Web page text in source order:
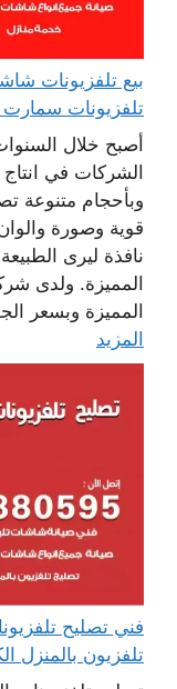
تلفزيونات سمارت
أصبح خلال
الشركات في
قوية وصورة
نافذة ليرى
المميزة. ولدى
المميزة وبسعر
المزيد
تلفزيون بالمنزل